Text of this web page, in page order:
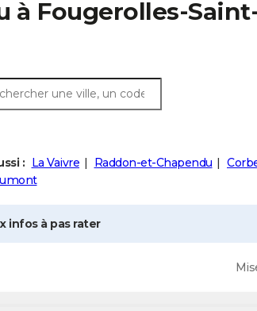
à Fougerolles-
: La Vaivre Raddon-et-Chapendu
infos à pas rater